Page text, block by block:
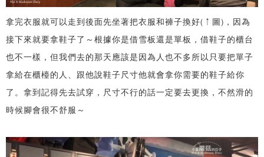
拿完衣服就可以走到後面先坐著把衣服和褲子換好(↑圖)，因為
接下來就要拿鞋子了～根據你是借雪板還是單板，借鞋子的櫃台
也不一樣，但我們去的那天應該是因為人也不多所以只要把單子
拿給在櫃檯的人、跟他說鞋子尺寸他就會拿你需要的鞋子給你
了。拿到記得先去試穿，尺寸不行的話一定要去更換，不然滑的
時候腳會很不舒服～